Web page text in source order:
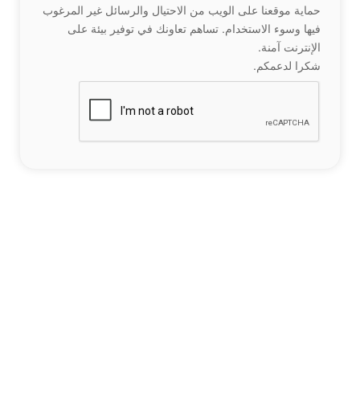
حماية موقعنا على الويب من الاحتيال والرسائل غير المرغوب
فيها وسوء الاستخدام. تساهم تعاونك في توفير بيئة على
الإنترنت آمنة.
شكرا لدعمكم.